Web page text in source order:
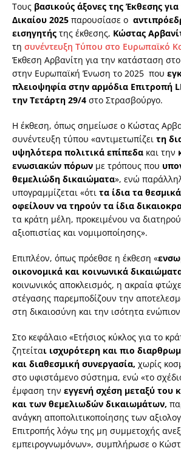
Τους βασικούς άξονες της Έκθεσης
Δικαίου 2025 παρουσίασε ο
εισηγητής της έκθεσης, Κώστας
τη συνέντευξη Τύπου στο Ευρωπαϊκό
Έκθεση Αρβανίτη για την κατάσταση
στην Ευρωπαϊκή Ένωση το 2025 που
πλειοψηφία στην αρμόδια Επιτροπή
την Τετάρτη 29/4 στο Στρασβούργο.
Η έκθεση, όπως σημείωσε ο Κώστας
συνέντευξη τύπου «αντιμετωπίζει τη
υψηλότερα πολιτικά επίπεδα και την
ενωσιακών πόρων με τρόπους που
θεμελιώδη δικαιώματα», ενώ
υπογραμμίζεται «ότι τα ίδια τα
οφείλουν να τηρούν τα ίδια
τα κράτη μέλη, προκειμένου να
αξιοπιστίας και νομιμοποίησης».
Επιπλέον, όπως πρόεθσε η έκθεση «
οικονομικά και κοινωνικά
κοινωνικός αποκλεισμός, η ακραία
στέγασης παρεμποδίζουν την
στη δικαιοσύνη και την ισότητα
Στο κεφάλαιο «Ετήσιος κύκλος για το
ζητείται ισχυρότερη και πιο
και διαθεσμική συνεργασία, χωρίς
στο υφιστάμενο σύστημα, ενώ «το
έμφαση την εγγενή σχέση μεταξύ του
και των θεμελιωδών δικαιωμάτων,
ανάγκη αποπολιτικοποίησης των
Επιτροπής λόγω της μη συμμετοχής
εμπειρογνωμόνων», συμπλήρωσε ο